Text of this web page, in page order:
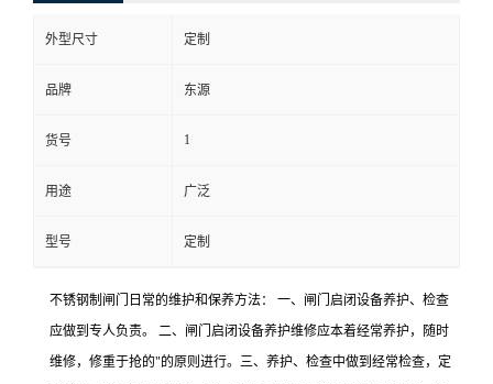
外型尺寸 定制
品牌 东源
货号 1
用途 广泛
型号 定制
不锈钢制闸门日常的维护和保养方法： 一、闸门启闭设备养护、检查
应做到专人负责。 二、闸门启闭设备养护维修应本着经常养护，随时
维修，修重于抢的"的原则进行。三、养护、检查中做到经常检查，定